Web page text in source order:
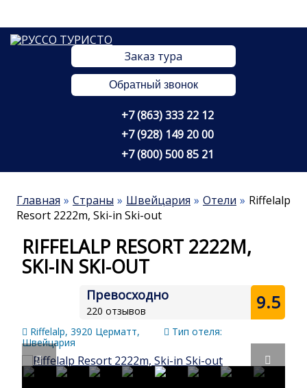
Заказ тура
Обратный звонок
+7 (863) 333 22 12
+7 (928) 149 20 00
+7 (800) 500 85 21
Главная Страны Швейцария Отели
Riffelalp
Resort 2222m, Ski-in Ski-out
RIFFELALP RESORT 2222M,
SKI-IN SKI-OUT
Превосходно
220 отзывов 9.5
Riffelalp, 3920 Церматт,
Швейцария
Тип отеля: